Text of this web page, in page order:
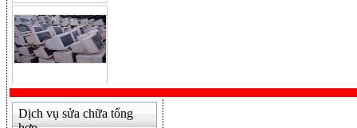
Dịch vụ sửa chữa tổng